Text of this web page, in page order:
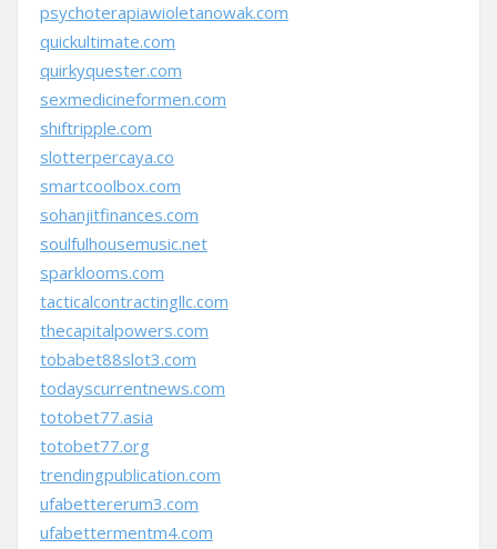
psychoterapiawioletanowak.com
quickultimate.com
quirkyquester.com
sexmedicineformen.com
shiftripple.com
slotterpercaya.co
smartcoolbox.com
sohanjitfinances.com
soulfulhousemusic.net
sparklooms.com
tacticalcontractingllc.com
thecapitalpowers.com
tobabet88slot3.com
todayscurrentnews.com
totobet77.asia
totobet77.org
trendingpublication.com
ufabettererum3.com
ufabettermentm4.com